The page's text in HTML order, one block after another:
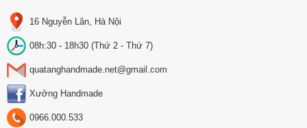
16 Nguyễn Lân, Hà Nội
08h:30 - 18h30 (Thứ 2 - Thứ 7)
quatanghandmade.net@gmail.com
Xưởng Handmade
0966.000.533